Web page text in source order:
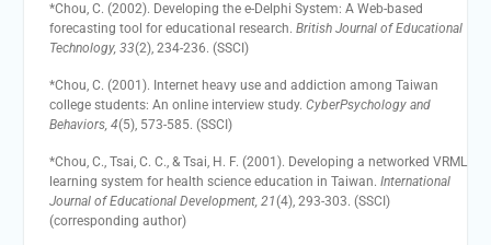
*Chou, C. (2002). Developing the e-Delphi System: A Web-based
forecasting tool for educational research. British Journal of Educational
Technology, 33(2), 234-236. (SSCI)
*Chou, C. (2001). Internet heavy use and addiction among Taiwan
college students: An online interview study. CyberPsychology and
Behaviors, 4(5), 573-585. (SSCI)
*Chou, C., Tsai, C. C., & Tsai, H. F. (2001). Developing a networked VRML
learning system for health science education in Taiwan. International
Journal of Educational Development, 21(4), 293-303. (SSCI)
(corresponding author)